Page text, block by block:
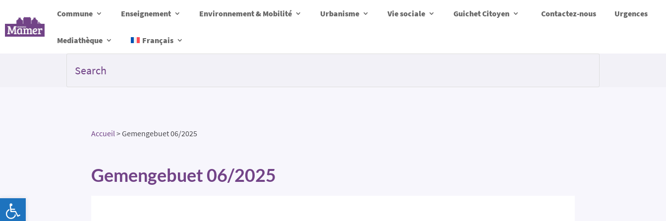
Commune Enseignement Environnement & Mobilité Urbanisme Vie sociale Guichet Citoyen Contactez-nous Urgences
Mediathèque Français
Accueil>Gemengebuet 06/2025
Gemengebuet 06/2025
Ouvrir la barre d’outils